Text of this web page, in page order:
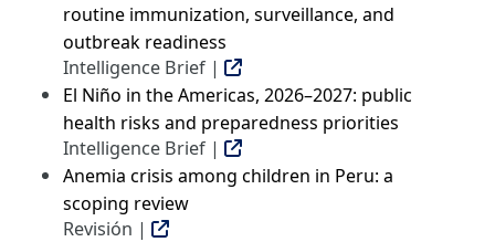
routine immunization, surveillance, and
outbreak readiness
Intelligence Brief |
El Niño in the Americas, 2026–2027: public
health risks and preparedness priorities
Intelligence Brief |
Anemia crisis among children in Peru: a
scoping review
Revisión |